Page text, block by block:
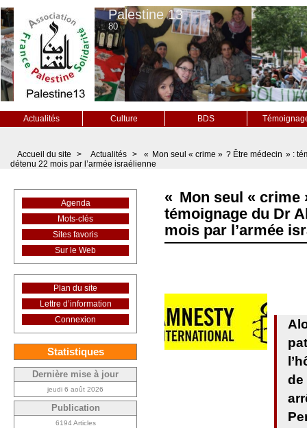
Palestine 13
80
Actualités Culture BDS
Accueil du site > Actualités >
« Mon seul « crime » ? Être médecin » :
détenu 22 mois par l’armée israélienne
« Mon seul «
témoignage du Dr
mois par l’armée
de
Agenda
Mots-clés
Sites favoris
Sur le Web
Plan du site
Lettre d’information
Connexion
Statistiques
Dernière mise à jour
jeudi 6 août 2026
Publication
6194 Articles